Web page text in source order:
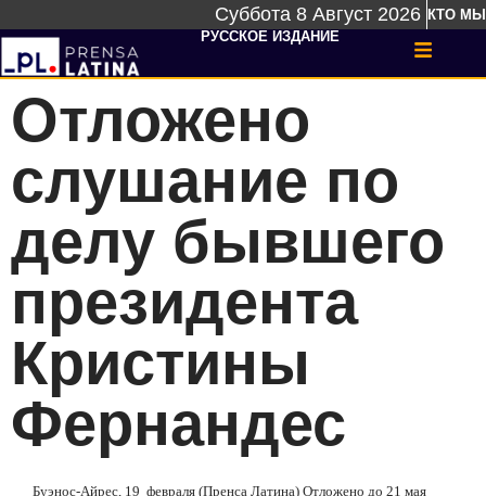
Суббота 8 Август 2026 КТО МЫ
РУССКОЕ ИЗДАНИЕ
Отложено
слушание по
делу бывшего
президента
Кристины
Фернандес
Буэнос-Айрес, 19 февраля (Пренса Латина) Отложено до 21 мая